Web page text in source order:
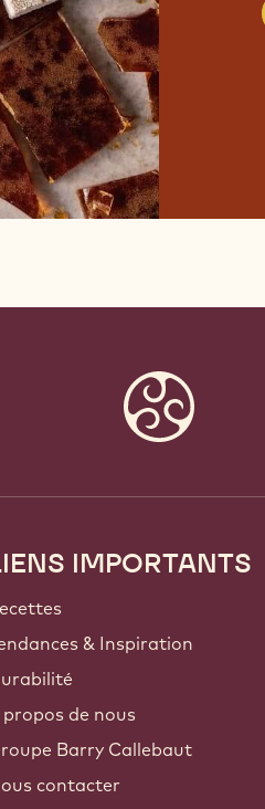
IMPORTANTS
& Inspiration
propos de nous
Barry Callebaut
contacter